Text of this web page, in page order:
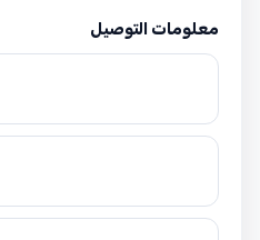
معلومات التوصيل